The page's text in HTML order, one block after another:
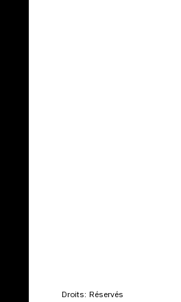
Droits: Réservés